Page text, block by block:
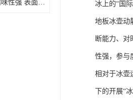
陆地冰壶厂家 趣味性强 表面具有自润滑功能 冰上的“国
地板冰壶动
断能力、对
性强，参与
相对于冰壶
下的开展“